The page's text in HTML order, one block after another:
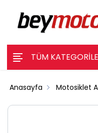
TÜM
Anasayfa Motosiklet